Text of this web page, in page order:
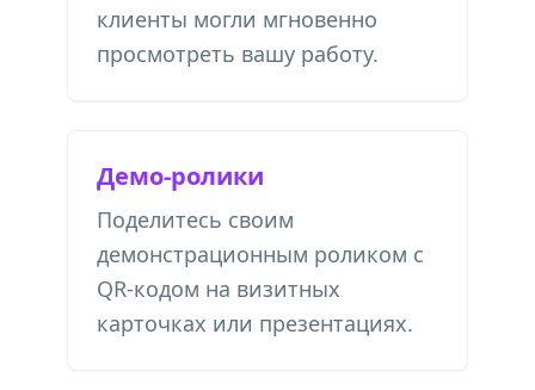
клиенты могли мгновенно
просмотреть вашу работу.
Демо-ролики
Поделитесь своим
демонстрационным роликом с
QR-кодом на визитных
карточках или презентациях.